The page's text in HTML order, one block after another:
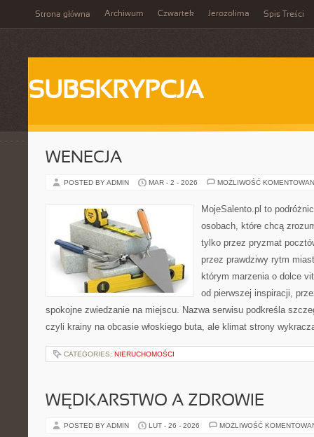
Strona główna Archiwum Czwartek Jerozolima Spis Treści
SUBSKRYPCJA
WENECJA
POSTED BY ADMIN MAR - 2 - 2026 MOŻLIWOŚĆ
MojeSalento.pl to
osobach, które chcą
tylko przez pryzmat
przez prawdziwy rytm
którym marzenia o dolce
od pierwszej inspiracji,
spokojne zwiedzanie na miejscu. Nazwa serwisu podkreśla
czyli krainy na obcasie włoskiego buta, ale klimat strony
CATEGORIES: NIERUCHOMOŚCI
WĘDKARSTWO A ZDROWIE
POSTED BY ADMIN LUT - 26 - 2026 MOŻLIWOŚĆ